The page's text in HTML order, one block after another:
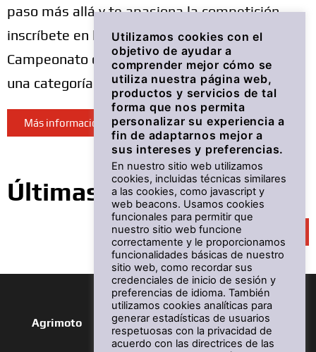
paso más allá y te apasiona la competición,
inscríbete en la primera edición del
Campeonato de España de Motonáutica con
una categoría monomarca en torno al SuperJet.
Más información
Últimas noticias
Agrimoto
Utilizamos cookies con el
objetivo de ayudar a
comprender mejor cómo se
utiliza nuestra página web,
productos y servicios de tal
forma que nos permita
personalizar su experiencia a
fin de adaptarnos mejor a
sus intereses y preferencias.
En nuestro sitio web utilizamos
cookies, incluidas técnicas similares
a las cookies, como javascript y
web beacons. Usamos cookies
funcionales para permitir que
nuestro sitio web funcione
correctamente y le proporcionamos
funcionalidades básicas de nuestro
sitio web, como recordar sus
credenciales de inicio de sesión y
preferencias de idioma. También
utilizamos cookies analíticas para
generar estadísticas de usuarios
respetuosas con la privacidad de
acuerdo con las directrices de las